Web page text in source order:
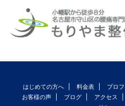
はじめての方へ 料金表 プロ
お客様の声
ブログ アクセス